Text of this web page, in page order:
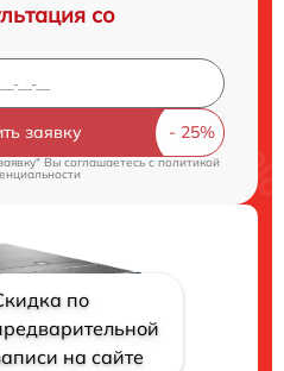
со
заявку
Вы соглашаетесь cполитикой
по
на сайте